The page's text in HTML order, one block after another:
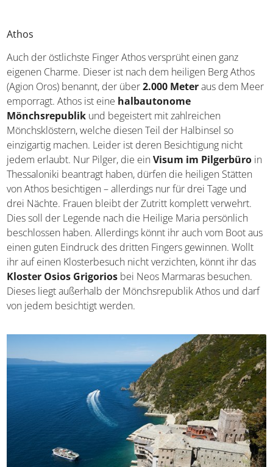
Athos
Auch der östlichste Finger Athos versprüht einen ganz
eigenen Charme. Dieser ist nach dem heiligen Berg Athos
(Agion Oros) benannt, der über2.000 Meter aus dem
Meer emporragt. Athos ist einehalbautonome
Mönchsrepublik und begeistert mit zahlreichen
Mönchsklöstern, welche diesen Teil der Halbinsel so
einzigartig machen. Leider ist deren Besichtigung nicht
jedem erlaubt. Nur Pilger, die einVisum im Pilgerbüro
in Thessaloniki beantragt haben, dürfen die heiligen
Stätten von Athos besichtigen – allerdings nur für drei
Tage und drei Nächte. Frauen bleibt der Zutritt komplett
verwehrt. Dies soll der Legende nach die Heilige Maria
persönlich beschlossen haben. Allerdings könnt ihr auch
vom Boot aus einen guten Eindruck des dritten Fingers
gewinnen. Wollt ihr auf einen Klosterbesuch nicht
verzichten, könnt ihr dasKloster Osios Grigorios bei
Neos Marmaras besuchen. Dieses liegt außerhalb der
Mönchsrepublik Athos und darf von jedem besichtigt